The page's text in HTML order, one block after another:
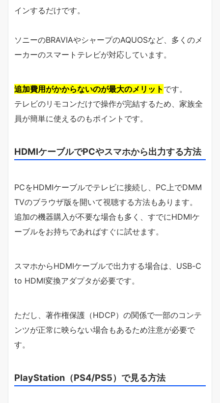
インするだけです。
ソニーのBRAVIAやシャープのAQUOSなど、多くのメ
ーカーのスマートテレビが対応しています。
追加費用がかからないのが最大のメリット です。
テレビのリモコンだけで操作が完結するため、家族全
員が簡単に使えるのもポイントです。
HDMIケーブルでPCやスマホから出力する方法
PCをHDMIケーブルでテレビに接続し、PC上でDMM
TVのブラウザ版を開いて視聴する方法もあります。
追加の機器購入が不要な場合も多く、すでにHDMIケ
ーブルをお持ちであればすぐに試せます。
スマホからHDMIケーブルで出力する場合は、USB-C
to HDMI変換アダプタが必要です。
ただし、著作権保護（HDCP）の関係で一部のコンテ
ンツが正常に映らない場合もあるため注意が必要で
す。
PlayStation（PS4/PS5）で見る方法